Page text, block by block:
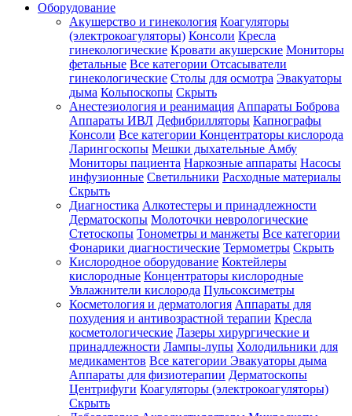
Оборудование
Акушерство и гинекология Коагуляторы
(электрокоагуляторы) Консоли Кресла
гинекологические Кровати акушерские Мониторы
фетальные Все категории Отсасыватели
гинекологические Столы для осмотра Эвакуаторы
дыма Кольпоскопы Скрыть
Анестезиология и реанимация Аппараты Боброва
Аппараты ИВЛ Дефибрилляторы Капнографы
Консоли Все категории Концентраторы кислорода
Ларингоскопы Мешки дыхательные Амбу
Мониторы пациента Наркозные аппараты Насосы
инфузионные Светильники Расходные материалы
Скрыть
Диагностика Алкотестеры и принадлежности
Дерматоскопы Молоточки неврологические
Стетоскопы Тонометры и манжеты Все категории
Фонарики диагностические Термометры Скрыть
Кислородное оборудование Коктейлеры
кислородные Концентраторы кислородные
Увлажнители кислорода Пульсоксиметры
Косметология и дерматология Аппараты для
похудения и антивозрастной терапии Кресла
косметологические Лазеры хирургические и
принадлежности Лампы-лупы Холодильники для
медикаментов Все категории Эвакуаторы дыма
Аппараты для физиотерапии Дерматоскопы
Центрифуги Коагуляторы (электрокоагуляторы)
Скрыть